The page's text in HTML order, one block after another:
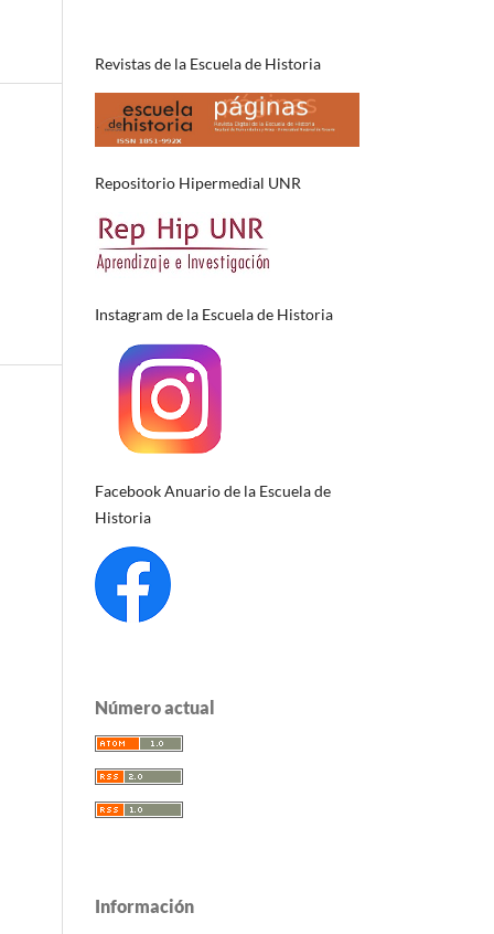
Revistas de la Escuela de Historia
Repositorio Hipermedial UNR
Instagram de la Escuela de Historia
Facebook Anuario de la Escuela de
Historia
Número actual
Información